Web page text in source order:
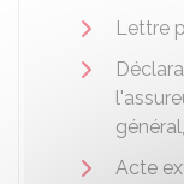
Lettre
Acte